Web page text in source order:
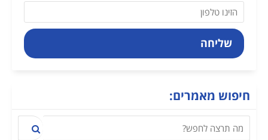
שליחה
חיפוש מאמרים: